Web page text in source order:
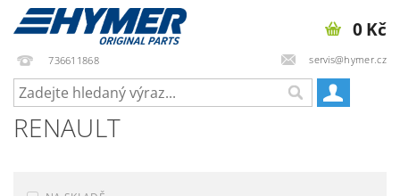
736611868 servis@hymer.cz
0 Kč
RENAULT